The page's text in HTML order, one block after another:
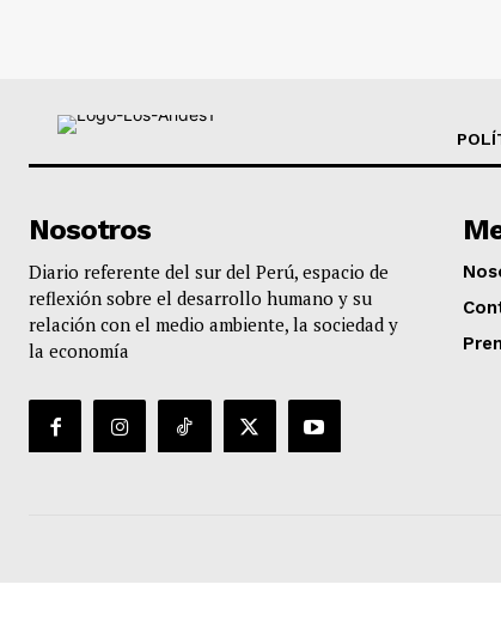
Nosotros
Diario referente del sur del Perú, espacio de
reflexión sobre el desarrollo humano y su
relación con el medio ambiente, la sociedad y
la economía